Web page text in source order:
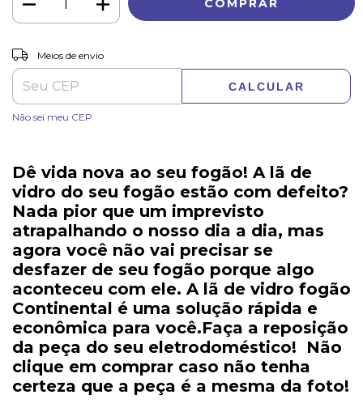
Entregas para o CEP:
Meios de envio
CALCULAR
Não sei meu CEP
Dê vida nova ao seu fogão! Alã de
vidro do seu fogão estão com defeito?
Nada pior que um imprevisto
atrapalhando o nosso dia a dia, mas
agora você não vai precisar se
desfazer de seu fogão porque algo
aconteceu com ele. Alã de vidro fogão
Continental é uma solução rápida e
econômica para você.Faça a reposição
da peça do seu eletrodoméstico! Não
clique em comprar caso não tenha
certeza que a peça é a mesma da foto!